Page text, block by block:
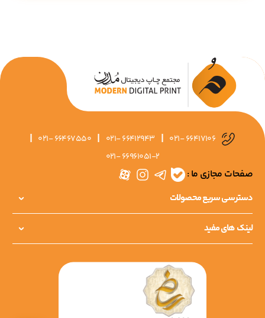
021- 66417106
|
021- 66412943
|
021- 66467550
|
021- 66961051-2
صفحات مجازی ما :
دسترسی سریع محصولات
لینک های مفید